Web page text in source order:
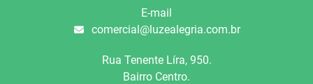
E-mail
comercial@luzealegria.com.br
Rua Tenente Líra, 950.
Bairro Centro.